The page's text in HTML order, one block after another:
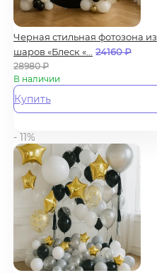
Черная стильная фотозона из
шаров «Блеск «...
24160₽
28980₽
В наличии
Купить
- 11%